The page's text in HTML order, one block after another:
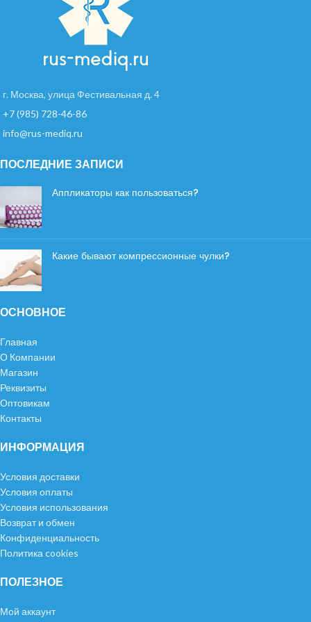
г. Москва, улица Фестивальная д. 4
+7 (985) 728-46-86
info@rus-mediq.ru
ПОСЛЕДНИЕ ЗАПИСИ
Аппликаторы как пользоваться?
Какие бывают компрессионные чулки?
ОСНОВНОЕ
Главная
О Компании
Магазин
Реквизиты
Оптовикам
Контакты
ИНФОРМАЦИЯ
Условия доставки
Условия оплаты
Условия использования
Возврат и обмен
Конфиденциальность
Политика cookies
ПОЛЕЗНОЕ
Мой аккаунт